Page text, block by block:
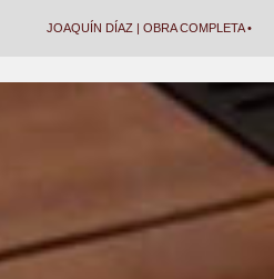
JOAQUÍN DÍAZ | OBRA COMPLETA •